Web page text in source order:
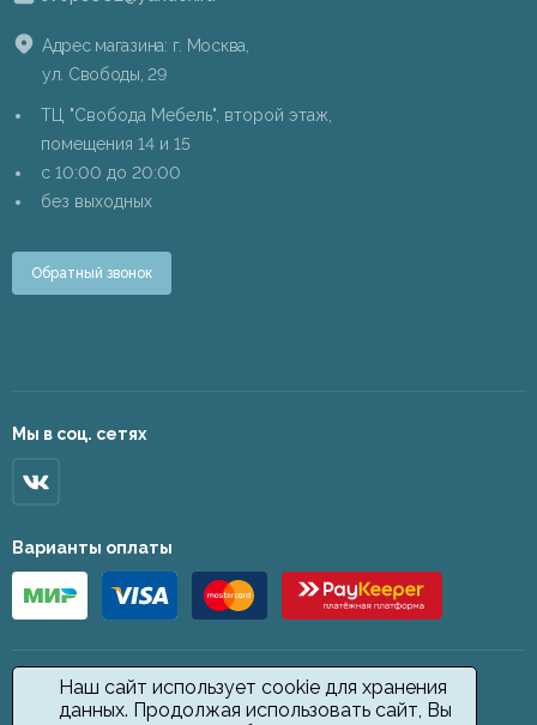
Наш сайт использует cookie для хранения
данных. Продолжая использовать сайт, Вы
Адрес магазина: г. Москва,
ул. Свободы, 29
ТЦ "Свобода Мебель", второй этаж,
помещения 14 и 15
c 10:00 до 20:00
без выходных
Обратный звонок
Мы в соц. сетях
Варианты оплаты